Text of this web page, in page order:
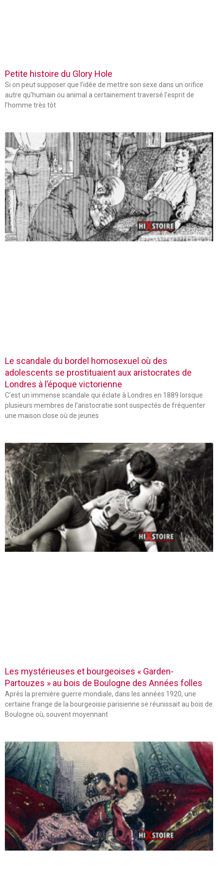
Petite histoire du Glory Hole
Si on peut supposer que l’idée de mettre son sexe dans un orifice
autre qu’humain ou animal a certainement traversé l’esprit de
l’homme très tôt
Le scandale du bordel homosexuel où des
adolescents se prostituaient aux aristocrates de
Londres à l’époque victorienne
C’est un immense scandale qui éclate à Londres en 1889 lorsque
plusieurs membres de l’aristocratie sont suspectés de fréquenter
une maison close où de jeunes
Les mystérieuses et bourgeoises « Garden-
Partouzes » au bois de Boulogne des Années folles
Après la première guerre mondiale, dans les années 1920, une
certaine frange de la bourgeoisie parisienne se réunissait au bois de
Boulogne où, souvent moyennant